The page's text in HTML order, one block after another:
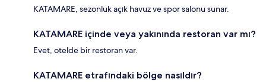
KATAMARE, sezonluk açık havuz ve spor salonu sunar.
KATAMARE içinde veya yakınında restoran var mı?
Evet, otelde bir restoran var.
KATAMARE etrafındaki bölge nasıldır?